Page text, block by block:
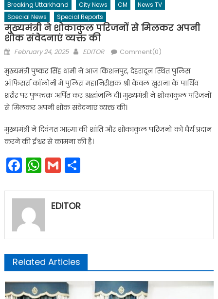
Breaking Uttarkhand City News CM
News TV
Special News
Special Reports
मुख्यमंत्री ने शोकाकुल परिजनों से मिलकर अपनी
शोक संवेदनाएं व्यक्त की
Posted
February 24, 2025 Author
EDITOR Comment(0)
मुख्यमंत्री पुष्कर सिंह धामी ने आज किशनपुर, देहरादून स्थित पुलिस
ऑफिसर्स कॉलोनी में पुलिस महानिरीक्षक श्री केवल खुराना के पार्थिव
शरीर पर पुष्पचक्र अर्पित कर श्रद्धांजलि दी। मुख्यमंत्री ने शोकाकुल परिजनों
से मिलकर अपनी शोक संवेदनाएं व्यक्त की।
मुख्यमंत्री ने दिवंगत आत्मा की शांति और शोकाकुल परिजनों को धैर्य प्रदान
करने की ईश्वर से कामना की है।
Facebook
WhatsApp
GmailShare
EDITOR
Related Articles